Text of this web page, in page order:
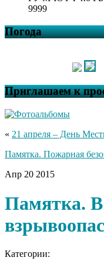
9999
Погода
Приглашаем к
« 21 апреля – День
Памятка. Пожарная
Апр 20 2015
Памятка. В
Категории: